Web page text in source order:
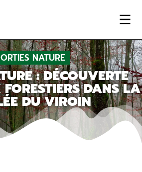
NATURE
: DÉCOUVERTE
DANS LA
DU VIROIN